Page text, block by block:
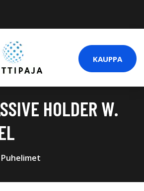
KAUPPA
HOLDER W.
Puhelimet